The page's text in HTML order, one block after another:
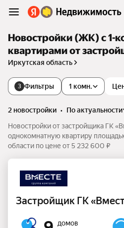
Новостройки (ЖК) с 1-
квартирами от
Иркутская область
3 Фильтры 1 комн.
2 новостройки •
по актуальности
Новостройки от застройщика ГК
однокомнатную квартиру
области по цене от 5 232 600 ₽
Застройщик ГК
домов